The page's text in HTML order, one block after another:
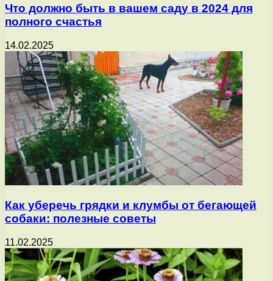
Что должно быть в вашем саду в 2024 для
полного счастья
14.02.2025
Как уберечь грядки и клумбы от бегающей
собаки: полезные советы
11.02.2025